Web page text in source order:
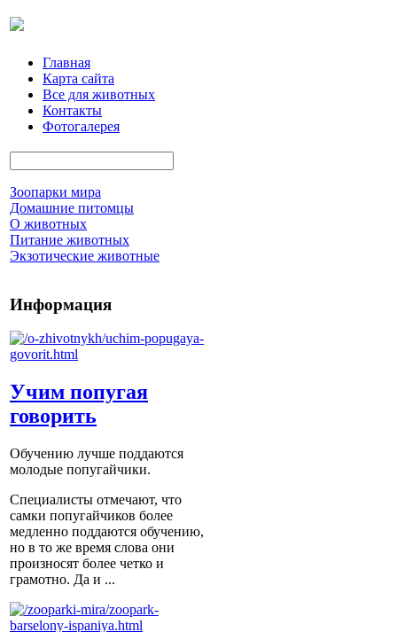
Главная
Карта сайта
Все для животных
Контакты
Фотогалерея
Зоопарки мира
Домашние питомцы
О животных
Питание животных
Экзотические животные
Информация
Учим попугая
говорить
Обучению лучше поддаются
молодые попугайчики.
Специалисты отмечают, что
самки попугайчиков более
медленно поддаются обучению,
но в то же время слова они
произносят более четко и
грамотно. Да и ...